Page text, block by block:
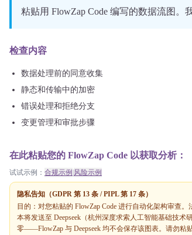
粘贴用 FlowZap Code 编写的数据流图。
检查内容
数据处理前的同意收集
静态和传输中的加密
错误处理和拒绝分支
变更管理和审批步骤
在此粘贴您的 FlowZap Code 以获取分析：
试试示例： 合规示例 风险示例
隐私告知（GDPR 第 13 条 / PIPL 第 17 条）
目的：对您粘贴的 FlowZap Code 进行自动化架构审查
本将发送至 Deepseek（杭州深度求索人工智能基础技
零——FlowZap 与 Deepseek 均不会保存该图表。请勿